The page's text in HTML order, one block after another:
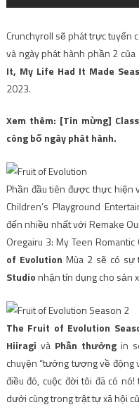
Crunchyroll sẽ phát trực tuyến
và ngày phát hành phần 2 của
It, My Life Had It Made
2023.
Xem thêm: [Tin mừng]
công bố ngày phát hành.
Phần đầu tiên được thực hiện
Children’s Playground
đến nhiều nhất với Remake
Oregairu 3: My Teen Romantic
of Evolution Mùa 2 sẽ có sự
Studionhận tín dụng cho sản
The Fruit of Evolution
Hiiragi và Phần thưởng in
chuyện “tưởng tượng về động
điều đó, cuộc đời tôi đã có nó!
dưới cùng trong trật tự xã hội